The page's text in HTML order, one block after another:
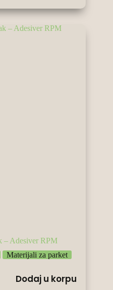
– Adesiver RPM
Materijali za parket
Dodaj u korpu